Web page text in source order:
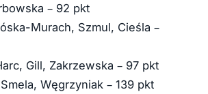
– 92 pkt
Murach, Szmul, Cieśla –
Gill, Zakrzewska – 97 pkt
Węgrzyniak – 139 pkt